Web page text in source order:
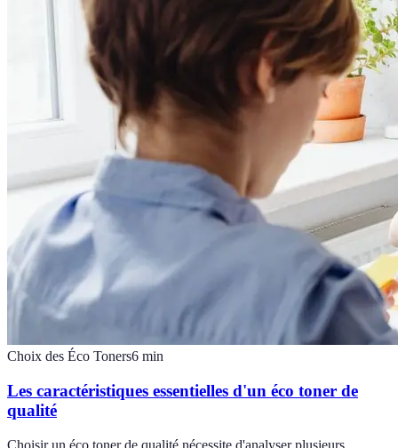
Choix des Éco Toners6 min
Les caractéristiques essentielles d'un éco toner de
qualité
Choisir un éco toner de qualité nécessite d'analyser plusieurs